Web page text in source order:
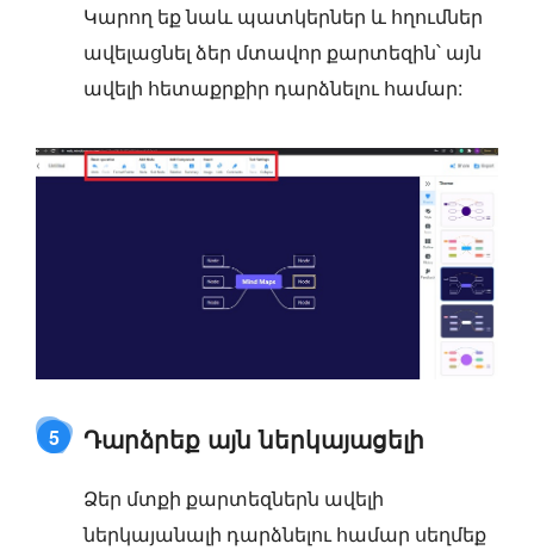
Կարող եք նաև պատկերներ և հղումներ
ավելացնել ձեր մտավոր քարտեզին՝ այն
ավելի հետաքրքիր դարձնելու համար:
5 Դարձրեք այն ներկայացելի
Ձեր մտքի քարտեզներն ավելի
ներկայանալի դարձնելու համար սեղմեք